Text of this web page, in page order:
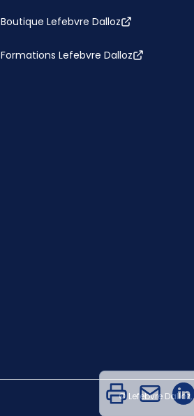
Boutique Lefebvre Dalloz
Formations Lefebvre Dalloz
© Lefebvre